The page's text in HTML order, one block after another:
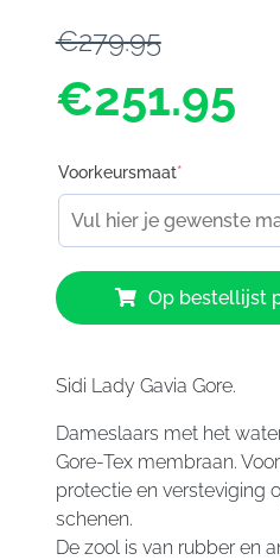
€279.95
€251.95
Voorkeursmaat*
Sidi
Lady
Gavia
aantal
Op bestellijst
Sidi Lady Gavia Gore.
Dameslaars met het
Gore-Tex membraan.
protectie en versteviging
schenen.
De zool is van rubber en